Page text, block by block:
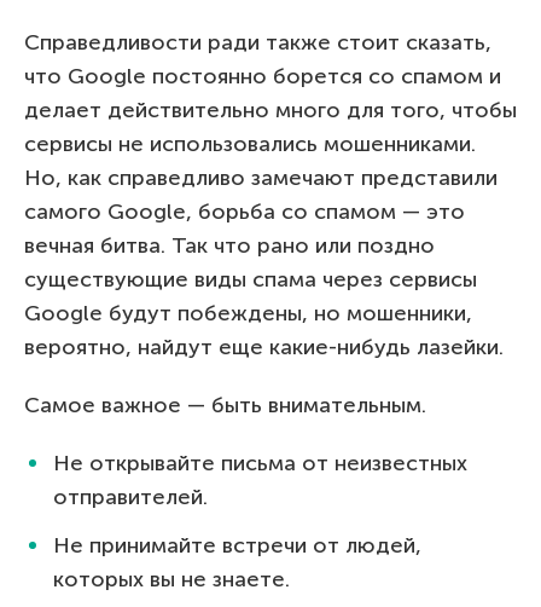
Справедливости ради также стоит сказать,
что Google постоянно борется со спамом и
делает действительно много для того, чтобы
сервисы не использовались мошенниками.
Но, как справедливо замечают представили
самого Google, борьба со спамом — это
вечная битва. Так что рано или поздно
существующие виды спама через сервисы
Google будут побеждены, но мошенники,
вероятно, найдут еще какие-нибудь лазейки.
Самое важное — быть внимательным.
Не открывайте письма от неизвестных
отправителей.
Не принимайте встречи от людей,
которых вы не знаете.